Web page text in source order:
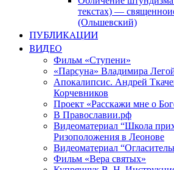
текстах) —
(Ольшевский)
ПУБЛИКАЦИИ
ВИДЕО
Фильм «Ступени»
«Парсуна» Владимира
Апокалипсис. Андрей
Корчевников
Проект «Расскажи мне о
В Православии.рф
Видеоматериал “Школа
Ризоположения в Леонове
Видеоматериал
Фильм «Вера святых»